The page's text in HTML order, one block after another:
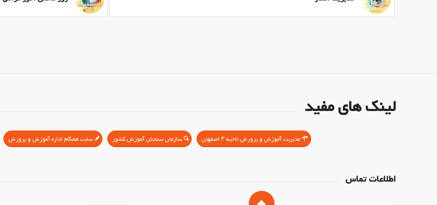
لینک های مفید
مدیریت آموزش و پرورش ناحیه ۳ اصفهان سازمان سنجش آموزش کشور سایت همگام اداره آموزش و پرورش
اطلاعات تماس